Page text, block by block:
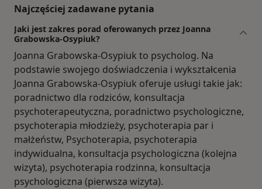
Najczęściej zadawane pytania
Jaki jest zakres porad oferowanych przez Joanna
Grabowska-Osypiuk?
Joanna Grabowska-Osypiuk to psycholog. Na
podstawie swojego doświadczenia i wykształcenia
Joanna Grabowska-Osypiuk oferuje usługi takie jak:
poradnictwo dla rodziców, konsultacja
psychoterapeutyczna, poradnictwo psychologiczne,
psychoterapia młodzieży, psychoterapia par i
małżeństw, Psychoterapia, psychoterapia
indywidualna, konsultacja psychologiczna (kolejna
wizyta), psychoterapia rodzinna, konsultacja
psychologiczna (pierwsza wizyta).